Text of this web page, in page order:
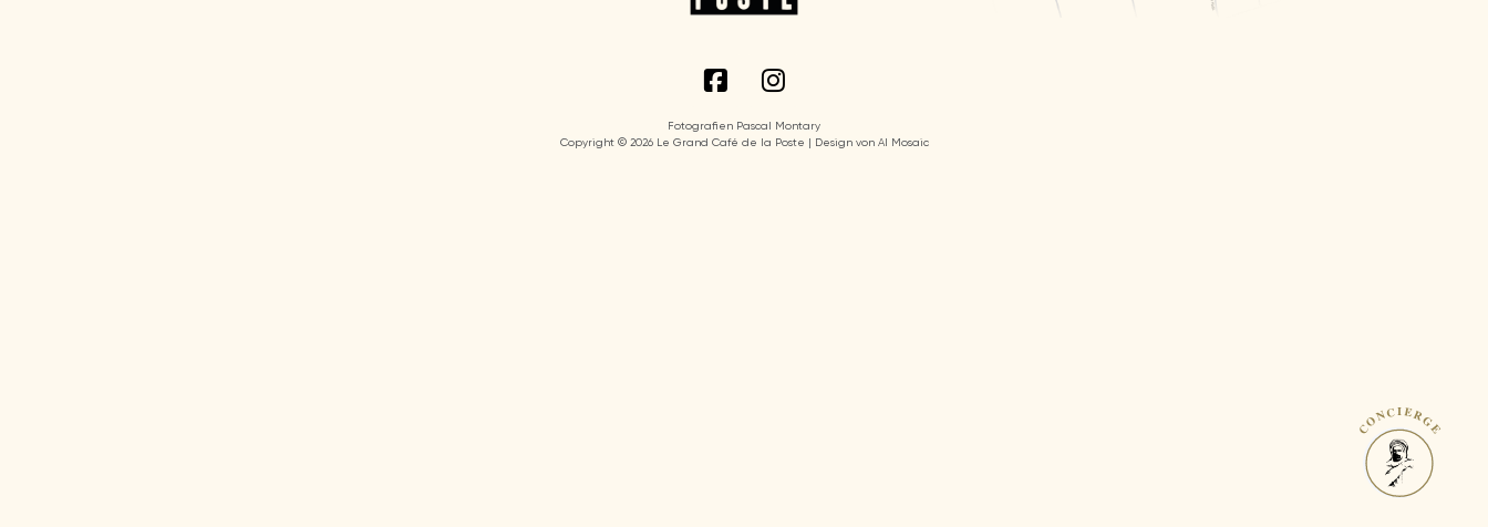
Fotografien Pascal Montary
Copyright © 2026 Le Grand Café de la Poste | Design von AI Mosaic
CONCIERGE